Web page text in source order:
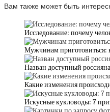
Вам также может быть
Исследование: почему
Мужчинам приготовиться:
Назван доступный
Какие изменения
Искусные кукловоды: 7